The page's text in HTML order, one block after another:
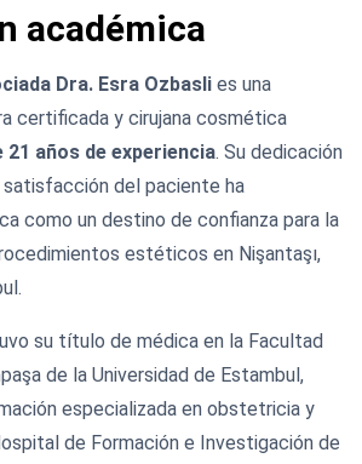
académica
Dra. Esra Ozbasli es una
certificada y cirujana cosmética
21 años de experiencia. Su dedicación
del paciente ha
como un destino de confianza para la
estéticos en Nişantaşı,
su título de médica en la Facultad
de la Universidad de Estambul,
especializada en obstetricia y
de Formación e Investigación de